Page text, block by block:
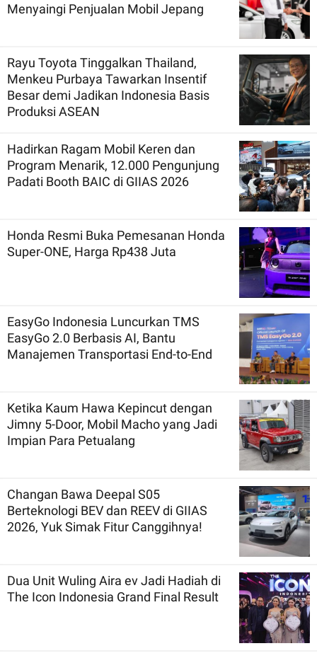
Menyaingi Penjualan Mobil Jepang
Rayu Toyota Tinggalkan Thailand,
Menkeu Purbaya Tawarkan Insentif
Besar demi Jadikan Indonesia Basis
Produksi ASEAN
Hadirkan Ragam Mobil Keren dan
Program Menarik, 12.000 Pengunjung
Padati Booth BAIC di GIIAS 2026
Honda Resmi Buka Pemesanan Honda
Super-ONE, Harga Rp438 Juta
EasyGo Indonesia Luncurkan TMS
EasyGo 2.0 Berbasis AI, Bantu
Manajemen Transportasi End-to-End
Ketika Kaum Hawa Kepincut dengan
Jimny 5-Door, Mobil Macho yang Jadi
Impian Para Petualang
Changan Bawa Deepal S05
Berteknologi BEV dan REEV di GIIAS
2026, Yuk Simak Fitur Canggihnya!
Dua Unit Wuling Aira ev Jadi Hadiah di
The Icon Indonesia Grand Final Result